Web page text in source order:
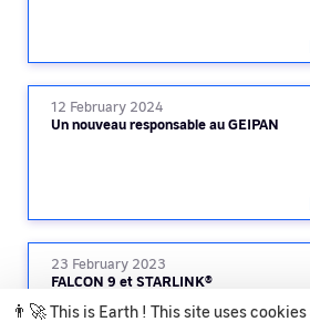
👨‍🚀 This is Earth ! This site uses
12 February 2024
Un nouveau responsable au GEIPAN
23 February 2023
FALCON 9 et STARLINK®